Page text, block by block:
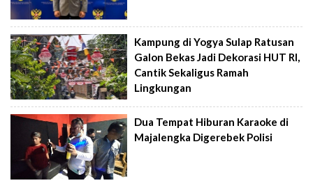
Kampung di Yogya Sulap Ratusan
Galon Bekas Jadi Dekorasi HUT RI,
Cantik Sekaligus Ramah
Lingkungan
Dua Tempat Hiburan Karaoke di
Majalengka Digerebek Polisi